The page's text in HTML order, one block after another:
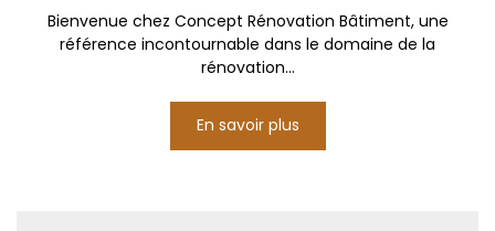
Bienvenue chez Concept Rénovation Bâtiment, une
référence incontournable dans le domaine de la
rénovation...
En savoir plus